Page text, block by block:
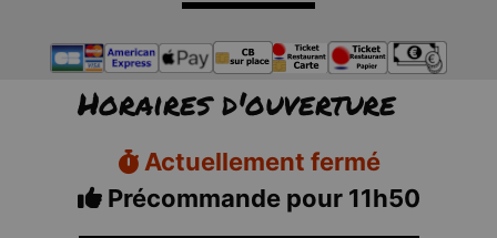
Horaires d'ouverture
Actuellement fermé
Précommande pour 11h50